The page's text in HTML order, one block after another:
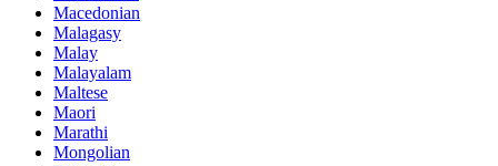
Macedonian
Malagasy
Malay
Malayalam
Maltese
Maori
Marathi
Mongolian